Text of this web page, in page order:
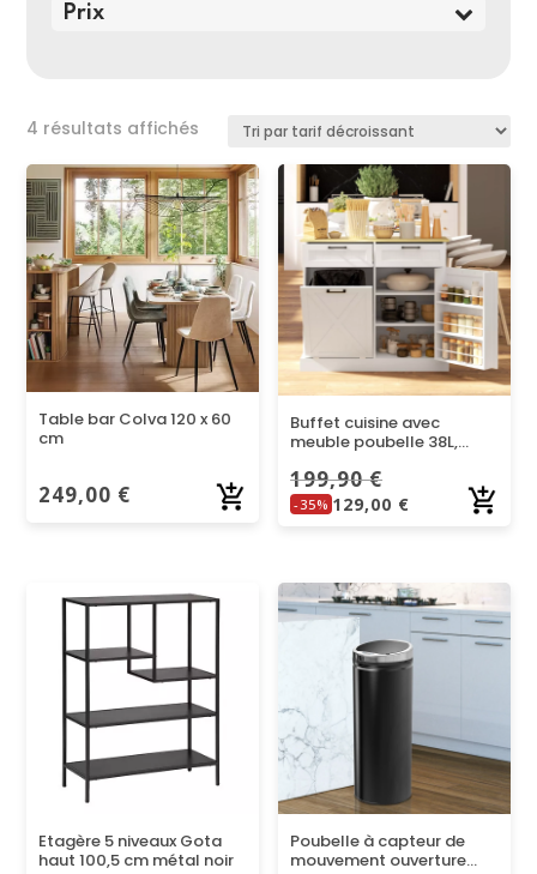
Prix
4 résultats affichés
prix
décroissant
Table bar Colva 120 x 60
cm
249,00 €
Buffet cuisine avec
meuble poubelle 38L,
rangement
199,90€
-35% 129,00 €
Etagère 5 niveaux Gota
haut 100,5 cm métal noir
Poubelle à capteur de
mouvement ouverture